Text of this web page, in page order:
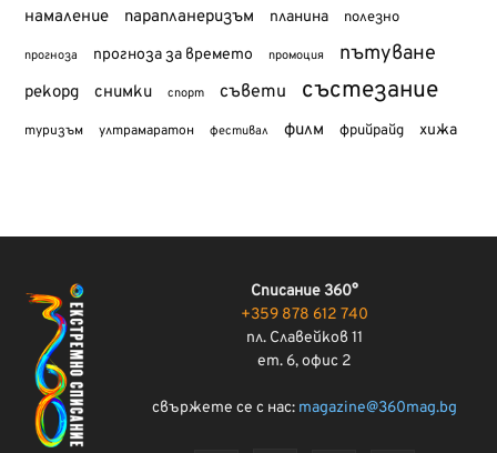
намаление парапланеризъм планина полезно
прогноза прогноза за времето промоция пътуване
рекорд снимки спорт съвети състезание
туризъм ултрамаратон фестивал филм фрийрайд хижа
Списание 360°
+359 878 612 740
пл. Славейков 11
ет. 6, офис 2
свържете се с нас: magazine@360mag.bg